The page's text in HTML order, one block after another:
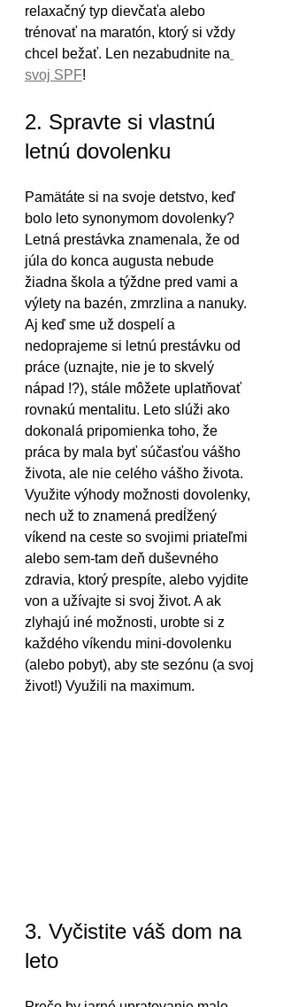
relaxačný typ dievčaťa alebo
trénovať na maratón, ktorý si vždy
chcel bežať. Len nezabudnite na
svoj SPF!
2. Spravte si vlastnú
letnú dovolenku
Pamätáte si na svoje detstvo, keď
bolo leto synonymom dovolenky?
Letná prestávka znamenala, že od
júla do konca augusta nebude
žiadna škola a týždne pred vami a
výlety na bazén, zmrzlina a nanuky.
Aj keď sme už dospelí a
nedoprajeme si letnú prestávku od
práce (uznajte, nie je to skvelý
nápad !?), stále môžete uplatňovať
rovnakú mentalitu. Leto slúži ako
dokonalá pripomienka toho, že
práca by mala byť súčasťou vášho
života, ale nie celého vášho života.
Využite výhody možnosti dovolenky,
nech už to znamená predĺžený
víkend na ceste so svojimi priateľmi
alebo sem-tam deň duševného
zdravia, ktorý prespíte, alebo vyjdite
von a užívajte si svoj život. A ak
zlyhajú iné možnosti, urobte si z
každého víkendu mini-dovolenku
(alebo pobyt), aby ste sezónu (a svoj
život!) Využili na maximum.
3. Vyčistite váš dom na
leto